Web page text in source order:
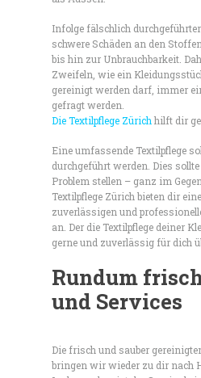
Infolge fälschlich
schwere Schäden an den
bis hin zur Unbrauchbarkeit.
Zweifeln, wie ein
gereinigt werden darf, immer
gefragt werden.
Die Textilpflege Zürichhilft dir
Eine umfassende Textilpflege
durchgeführt werden. Dies
Problem stellen – ganz im
Textilpflege Zürich bieten dir
zuverlässigen und
an. Der die Textilpflege deiner
gerne und zuverlässig für dich
Rundum
und Services
Die frisch und sauber
bringen wir wieder zu dir nach